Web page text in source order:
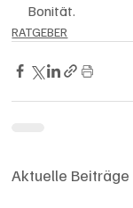
Bonität.
RATGEBER
Aktuelle Beiträge